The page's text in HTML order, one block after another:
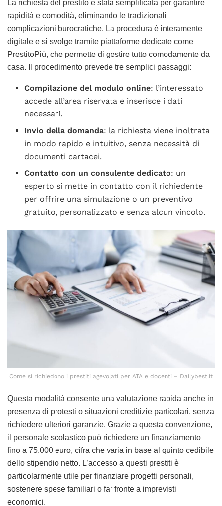
La richiesta del prestito è stata semplificata per garantire
rapidità e comodità, eliminando le tradizionali
complicazioni burocratiche. La procedura è interamente
digitale e si svolge tramite piattaforme dedicate come
PrestitoPiù, che permette di gestire tutto comodamente da
casa. Il procedimento prevede tre semplici passaggi:
Compilazione del modulo online: l’interessato
accede all’area riservata e inserisce i dati
necessari.
Invio della domanda: la richiesta viene inoltrata
in modo rapido e intuitivo, senza necessità di
documenti cartacei.
Contatto con un consulente dedicato: un
esperto si mette in contatto con il richiedente
per offrire una simulazione o un preventivo
gratuito, personalizzato e senza alcun vincolo.
Come si richiedono i prestiti agevolati per ATA e docenti – Dailybest.it
Questa modalità consente una valutazione rapida anche in
presenza di protesti o situazioni creditizie particolari, senza
richiedere ulteriori garanzie. Grazie a questa convenzione,
il personale scolastico può richiedere un finanziamento
fino a 75.000 euro, cifra che varia in base al quinto cedibile
dello stipendio netto. L’accesso a questi prestiti è
particolarmente utile per finanziare progetti personali,
sostenere spese familiari o far fronte a imprevisti
economici.